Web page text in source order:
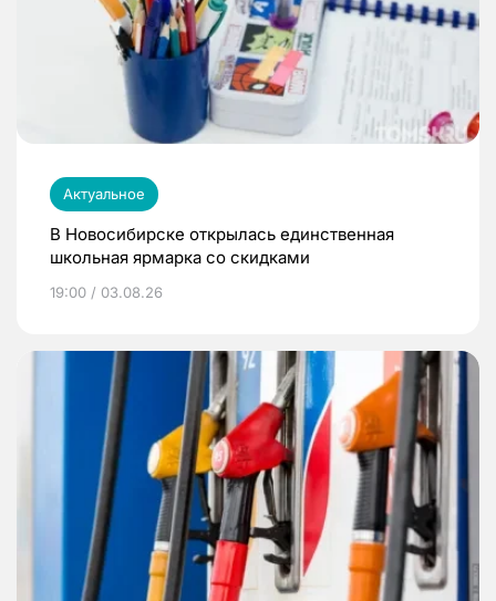
Актуальное
В Новосибирске открылась единственная
школьная ярмарка со скидками
19:00 / 03.08.26